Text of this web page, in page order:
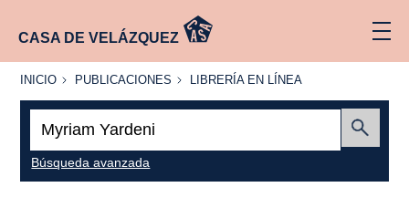
CASA DE VELÁZQUEZ
INICIO
INICIO PUBLICACIONES
PUBLICACIONES
LIBRERÍA
LÍNEA
LIBRERÍA EN LÍNEA
Búsqueda avanzada